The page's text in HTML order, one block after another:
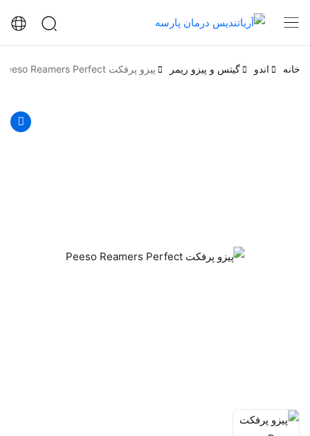
خانه اندو گیتس و پیزو ریمر پیزو پرفکت Peeso Reamers Perfect